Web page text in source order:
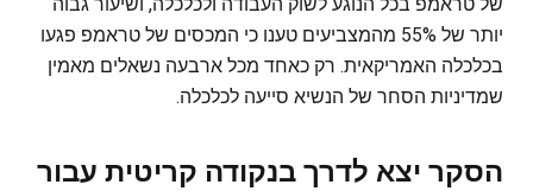
יותר של 55% מהמצביעים טענו כי המכסים של טראמפ פגעו
בכלכלה האמריקאית. רק כאחד מכל ארבעה נשאלים מאמין
שמדיניות הסחר של הנשיא סייעה לכלכלה.
הסקר יצא לדרך בנקודה קריטית עבור